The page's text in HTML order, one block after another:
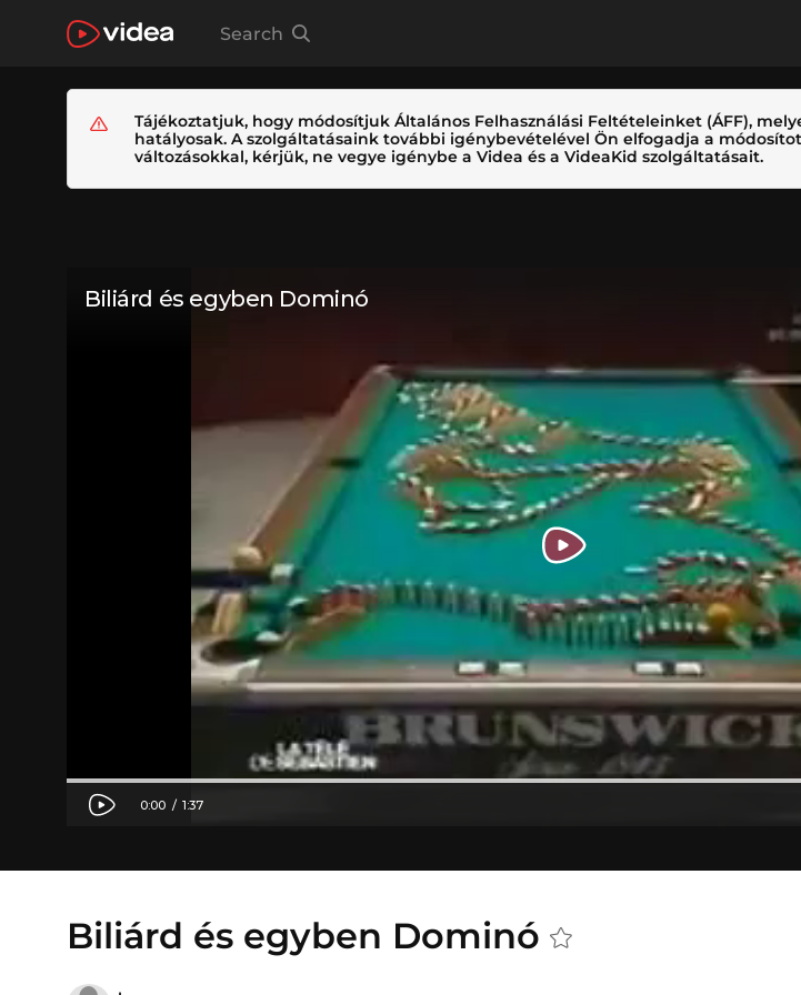
Search
Tájékoztatjuk, hogy módosítjuk Általános Felhasználási Feltételeinket (ÁFF),
hatályosak. A szolgáltatásaink további igénybevételével Ön elfogadja a
változásokkal, kérjük, ne vegye igénybe a Videa és a VideaKid szolgáltatásait.
Biliárd és egyben Dominó